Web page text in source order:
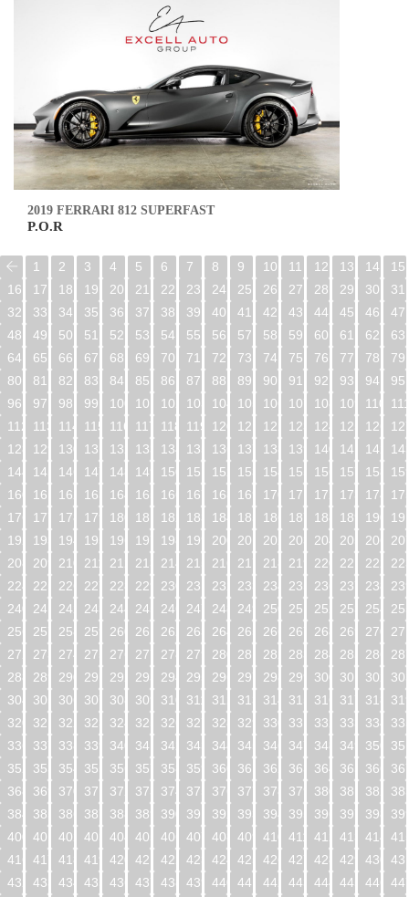
2019 FERRARI 812 SUPERFAST
P.O.R
1 2 3 4 5 6 7 8 9 10 11 12 13 14
15
16
17 18 19 20 21 22 23 24 25 26 27 28 29 30
31
32
33 34 35 36 37 38 39 40 41 42 43 44 45 46
47
48
49 50 51 52 53 54 55 56 57 58 59 60 61 62
63
64
65 66 67 68 69 70 71 72 73 74 75 76 77 78
79
80
81 82 83 84 85 86 87 88 89 90 91 92 93 94
95
96
97 98 99 100 101 102 103 104 105 106 107 108 109 110
112
113 114 115 116 117 118 119 120 121 122 123 124 125 126
128
129 130 131 132 133 134 135 136 137 138 139 140 141 142
144
145 146 147 148 149 150 151 152 153 154 155 156 157 158
160
161 162 163 164 165 166 167 168 169 170 171 172 173 174
176
177 178 179 180 181 182 183 184 185 186 187 188 189 190
192
193 194 195 196 197 198 199 200 201 202 203 204 205 206
208
209 210 211 212 213 214 215 216 217 218 219 220 221 222
224
225 226 227 228 229 230 231 232 233 234 235 236 237 238
240
241 242 243 244 245 246 247 248 249 250 251 252 253 254
256
257 258 259 260 261 262 263 264 265 266 267 268 269 270
272
273 274 275 276 277 278 279 280 281 282 283 284 285 286
288
289 290 291 292 293 294 295 296 297 298 299 300 301 302
304
305 306 307 308 309 310 311 312 313 314 315 316 317 318
320
321 322 323 324 325 326 327 328 329 330 331 332 333 334
336
337 338 339 340 341 342 343 344 345 346 347 348 349 350
352
353 354 355 356 357 358 359 360 361 362 363 364 365 366
368
369 370 371 372 373 374 375 376 377 378 379 380 381 382
384
385 386 387 388 389 390 391 392 393 394 395 396 397 398
400
401 402 403 404 405 406 407 408 409 410 411 412 413 414
416
417 418 419 420 421 422 423 424 425 426 427 428 429 430
432
433 434 435 436 437 438 439 440 441 442 443 444 445 446